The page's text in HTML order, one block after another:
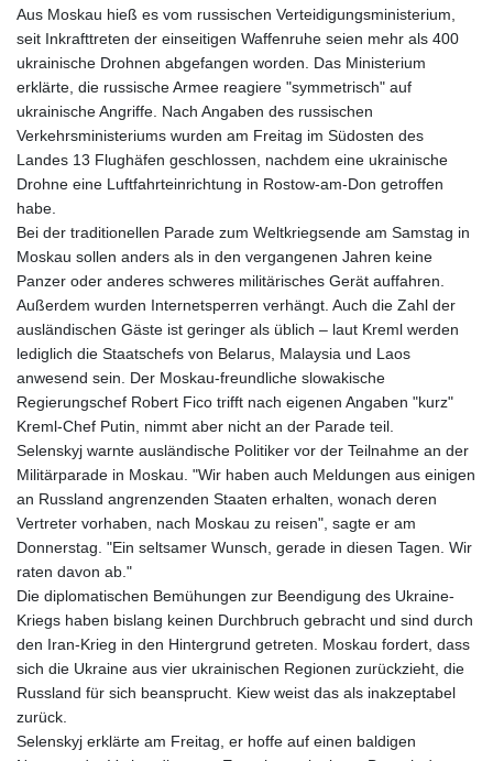
Aus Moskau hieß es vom russischen Verteidigungsministerium,
seit Inkrafttreten der einseitigen Waffenruhe seien mehr als 400
ukrainische Drohnen abgefangen worden. Das Ministerium
erklärte, die russische Armee reagiere "symmetrisch" auf
ukrainische Angriffe. Nach Angaben des russischen
Verkehrsministeriums wurden am Freitag im Südosten des
Landes 13 Flughäfen geschlossen, nachdem eine ukrainische
Drohne eine Luftfahrteinrichtung in Rostow-am-Don getroffen
habe.
Bei der traditionellen Parade zum Weltkriegsende am Samstag in
Moskau sollen anders als in den vergangenen Jahren keine
Panzer oder anderes schweres militärisches Gerät auffahren.
Außerdem wurden Internetsperren verhängt. Auch die Zahl der
ausländischen Gäste ist geringer als üblich – laut Kreml werden
lediglich die Staatschefs von Belarus, Malaysia und Laos
anwesend sein. Der Moskau-freundliche slowakische
Regierungschef Robert Fico trifft nach eigenen Angaben "kurz"
Kreml-Chef Putin, nimmt aber nicht an der Parade teil.
Selenskyj warnte ausländische Politiker vor der Teilnahme an der
Militärparade in Moskau. "Wir haben auch Meldungen aus einigen
an Russland angrenzenden Staaten erhalten, wonach deren
Vertreter vorhaben, nach Moskau zu reisen", sagte er am
Donnerstag. "Ein seltsamer Wunsch, gerade in diesen Tagen. Wir
raten davon ab."
Die diplomatischen Bemühungen zur Beendigung des Ukraine-
Kriegs haben bislang keinen Durchbruch gebracht und sind durch
den Iran-Krieg in den Hintergrund getreten. Moskau fordert, dass
sich die Ukraine aus vier ukrainischen Regionen zurückzieht, die
Russland für sich beansprucht. Kiew weist das als inakzeptabel
zurück.
Selenskyj erklärte am Freitag, er hoffe auf einen baldigen